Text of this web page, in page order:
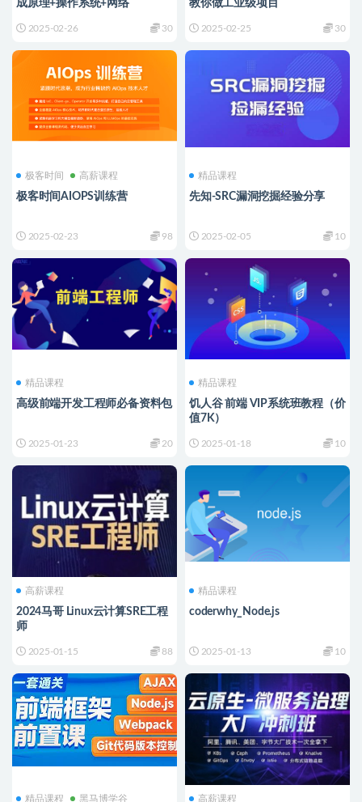
成原理+操作系统+网络
2025-02-26 30
教你做工业级项目
2025-02-25 30
极客时间 高薪课程
极客时间AIOPS训练营
2025-02-23 98
精品课程
先知-SRC漏洞挖掘经验分享
2025-02-05 10
精品课程
高级前端开发工程师必备资料包
2025-01-23 20
精品课程
饥人谷 前端 VIP系统班教程（价
值7K）
2025-01-18 10
高薪课程
2024马哥 Linux云计算SRE工程
师
2025-01-15 88
精品课程
coderwhy_Node.js
2025-01-13 10
精品课程 黑马博学谷 高薪课程